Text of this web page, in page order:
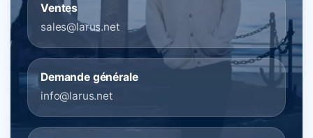
Ventes
sales@larus.net
Demande générale
info@larus.net